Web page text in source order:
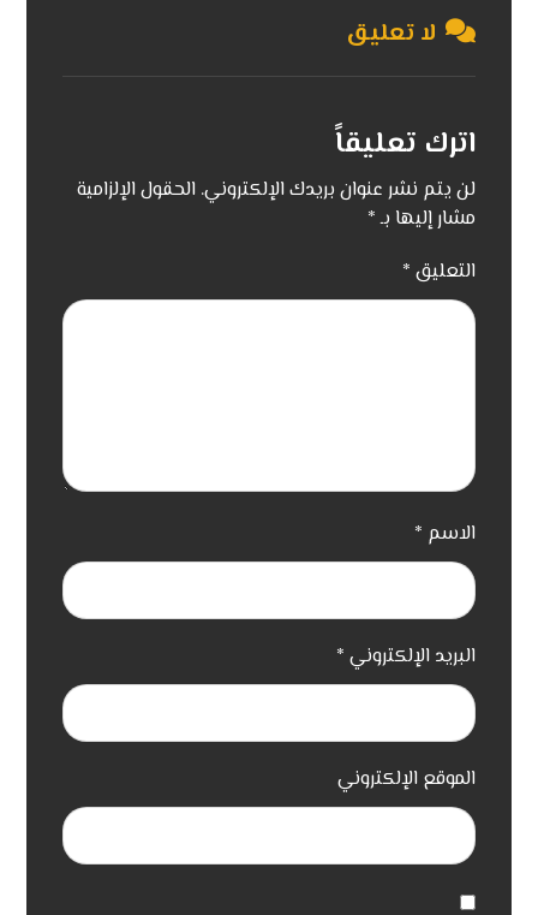
لا تعليق
اترك تعليقاً
لن يتم نشر عنوان بريدك الإلكتروني. الحقول الإلزامية
مشار إليها بـ*
التعليق *
الاسم *
البريد الإلكتروني *
الموقع الإلكتروني